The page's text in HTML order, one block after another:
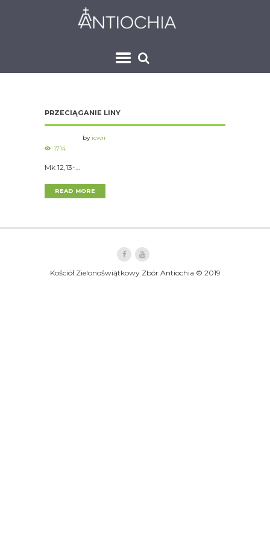
PRZECIĄGANIE LINY
by icwir
1714
Mk 12,13-…
READ MORE
Kościół Zielonoświątkowy Zbór Antiochia © 2019